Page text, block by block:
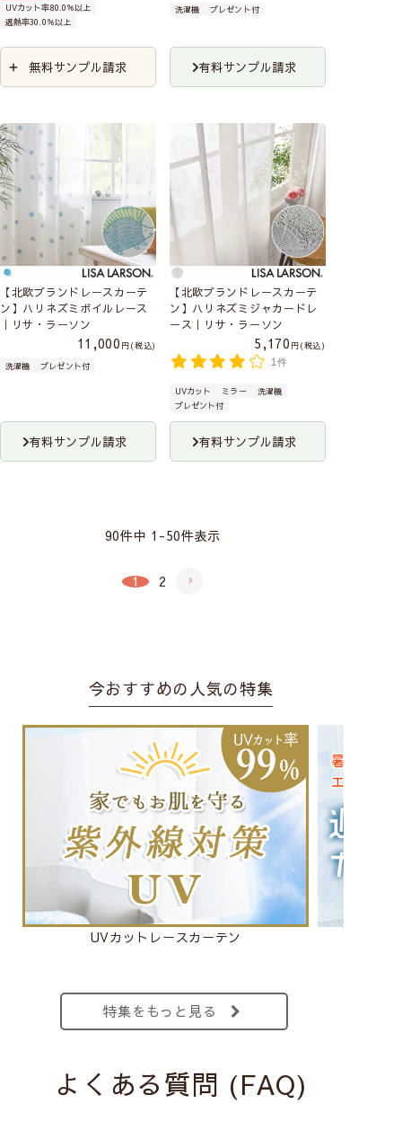
UVカット率80.0％以上
遮熱率30.0％以上
無料サンプル請求
洗濯機
プレゼント付
有料サンプル請求
【北欧ブランドレースカーテ
ン】ハリネズミボイルレース
｜リサ・ラーソン
11,000
税込
洗濯機
プレゼント付
有料サンプル請求
【北欧ブランドレースカーテ
ン】ハリネズミジャカードレ
ース｜リサ・ラーソン
5,170
税込
1件
UVカット ミラー
洗濯機
プレゼント付
有料サンプル請求
90件中 1 -50件表示
1 2
今おすすめの人気の特集
UVカットレースカーテン
特集をもっと見る
よくある質問 (FAQ)